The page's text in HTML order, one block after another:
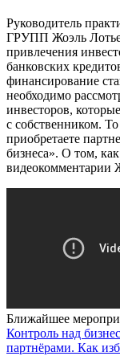
Руководитель
ГРУПП Жоэль Лотье
привлечения
банковских
финансирование
необходимо
инвесторов,
с собственником.
приобретаете
бизнеса». О том,
видеокомментарии
Ближайшее
Контроль над
партнёрами. Как